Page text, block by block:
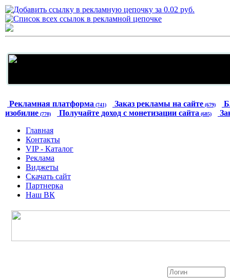
Рекламная платформа (741) Заказ рекламы на сайте (679)
изобилие (770) Получайте доход с монетизации сайта (685)
Главная
Контакты
VIP - Каталог
Реклама
Виджеты
Скачать сайт
Партнерка
Наш ВК